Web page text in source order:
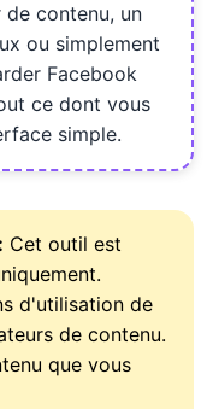
de contenu, un
ou simplement
Facebook
ce dont vous
simple.
Cet outil est
d'utilisation de
de contenu.
que vous